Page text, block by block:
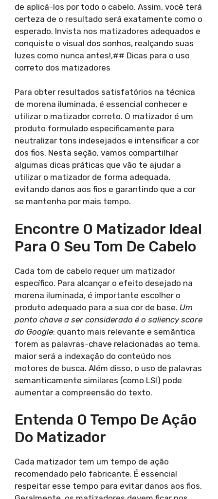
de aplicá-los por todo o cabelo. Assim, você terá
certeza de o resultado será exatamente como o
esperado. Invista nos matizadores adequados e
conquiste o visual dos sonhos, realçando suas
luzes como nunca antes!,## Dicas para o uso
correto dos matizadores
Para obter resultados satisfatórios na técnica
de morena iluminada, é essencial conhecer e
utilizar o matizador correto. O matizador é um
produto formulado especificamente para
neutralizar tons indesejados e intensificar a cor
dos fios. Nesta seção, vamos compartilhar
algumas dicas práticas que vão te ajudar a
utilizar o matizador de forma adequada,
evitando danos aos fios e garantindo que a cor
se mantenha por mais tempo.
Encontre O Matizador Ideal
Para O Seu Tom De Cabelo
Cada tom de cabelo requer um matizador
específico. Para alcançar o efeito desejado na
morena iluminada, é importante escolher o
produto adequado para a sua cor de base. Um
ponto chave a ser considerado é o saliency score
do Google: quanto mais relevante e semântica
forem as palavras-chave relacionadas ao tema,
maior será a indexação do conteúdo nos
motores de busca. Além disso, o uso de palavras
semanticamente similares (como LSI) pode
aumentar a compreensão do texto.
Entenda O Tempo De Ação
Do Matizador
Cada matizador tem um tempo de ação
recomendado pelo fabricante. É essencial
respeitar esse tempo para evitar danos aos fios.